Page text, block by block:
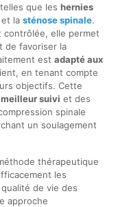
que les hernies
la sténose spinale.
contrôlée, elle permet
de favoriser la
est adapté aux
en tenant compte
objectifs. Cette
meilleur suivi et des
spinale
un soulagement
thérapeutique
les
de vie des
approche